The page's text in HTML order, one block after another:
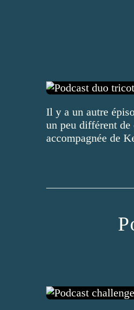
Il y a un autre
un peu différent
accompagnée de